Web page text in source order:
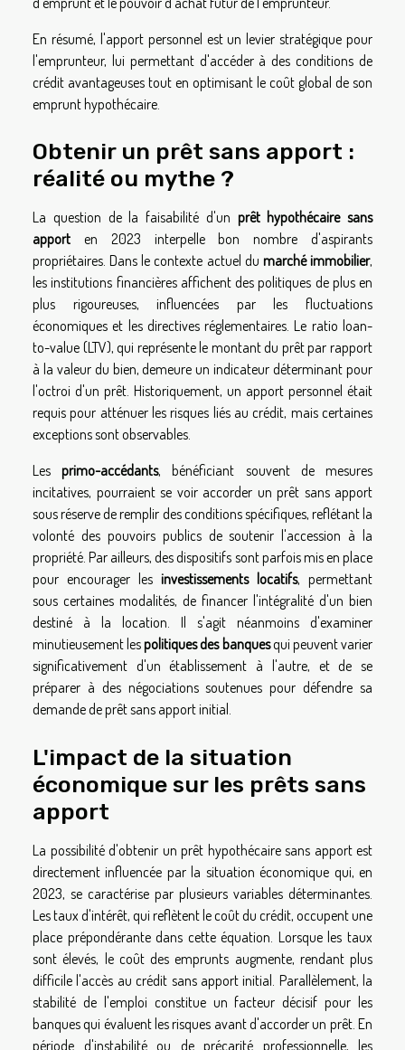
En résumé, l'apport personnel est un levier stratégique pour
l'emprunteur, lui permettant d'accéder à des conditions de
crédit avantageuses tout en optimisant le coût global de son
emprunt hypothécaire.
Obtenir un prêt sans apport :
réalité ou mythe ?
La question de la faisabilité d'un prêt hypothécaire sans
apport en 2023 interpelle bon nombre d'aspirants
propriétaires. Dans le contexte actuel du marché immobilier,
les institutions financières affichent des politiques de plus en
plus rigoureuses, influencées par les fluctuations
économiques et les directives réglementaires. Le ratio loan-
to-value (LTV), qui représente le montant du prêt par rapport
à la valeur du bien, demeure un indicateur déterminant pour
l'octroi d'un prêt. Historiquement, un apport personnel était
requis pour atténuer les risques liés au crédit, mais certaines
exceptions sont observables.
Lesprimo-accédants, bénéficiant souvent de mesures
incitatives, pourraient se voir accorder un prêt sans apport
sous réserve de remplir des conditions spécifiques, reflétant la
volonté des pouvoirs publics de soutenir l'accession à la
propriété. Par ailleurs, des dispositifs sont parfois mis en place
pour encourager les investissements locatifs, permettant
sous certaines modalités, de financer l'intégralité d'un bien
destiné à la location. Il s'agit néanmoins d'examiner
minutieusement lespolitiques des banquesqui peuvent varier
significativement d'un établissement à l'autre, et de se
préparer à des négociations soutenues pour défendre sa
demande de prêt sans apport initial.
L'impact de la situation
économique sur les prêts sans
apport
La possibilité d'obtenir un prêt hypothécaire sans apport est
directement influencée par la situation économique qui, en
2023, se caractérise par plusieurs variables déterminantes.
Les taux d'intérêt, qui reflètent le coût du crédit, occupent une
place prépondérante dans cette équation. Lorsque les taux
sont élevés, le coût des emprunts augmente, rendant plus
difficile l'accès au crédit sans apport initial. Parallèlement, la
stabilité de l'emploi constitue un facteur décisif pour les
banques qui évaluent les risques avant d'accorder un prêt. En
période d'instabilité ou de précarité professionnelle, les